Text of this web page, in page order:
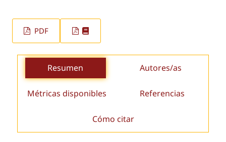
PDF
Resumen Autores/as
Métricas disponibles Referencias
Cómo citar